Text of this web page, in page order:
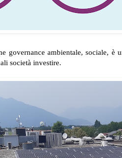
governance ambientale, sociale,
società investire.